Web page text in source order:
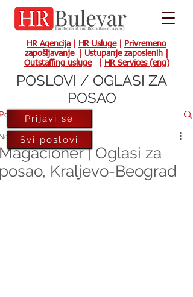
HR Agencija HR Usluge|
Privremeno
zapošljavanje| Ustupanje zaposlenih
Outstaffing usluge| HR Services (eng)
| Oglasi za
Kraljevo-Beograd
2, 2021
Prijavi se
Svi poslovi
POSLOVI / OGLASI ZA
POSAO